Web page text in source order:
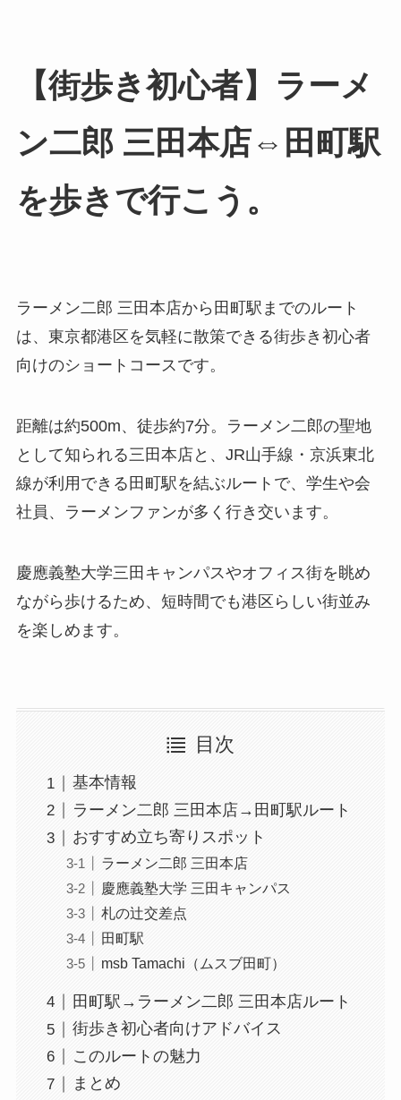
【街歩き初心者】ラーメ
ン二郎 三田本店⇔田町駅
を歩きで行こう。
ラーメン二郎 三田本店から田町駅までのルート
は、東京都港区を気軽に散策できる街歩き初心者
向けのショートコースです。
距離は約500m、徒歩約7分。ラーメン二郎の聖地
として知られる三田本店と、JR山手線・京浜東北
線が利用できる田町駅を結ぶルートで、学生や会
社員、ラーメンファンが多く行き交います。
慶應義塾大学三田キャンパスやオフィス街を眺め
ながら歩けるため、短時間でも港区らしい街並み
を楽しめます。
目次
基本情報
ラーメン二郎 三田本店→田町駅ルート
おすすめ立ち寄りスポット
ラーメン二郎 三田本店
慶應義塾大学 三田キャンパス
札の辻交差点
田町駅
msb Tamachi（ムスブ田町）
田町駅→ラーメン二郎 三田本店ルート
街歩き初心者向けアドバイス
このルートの魅力
まとめ